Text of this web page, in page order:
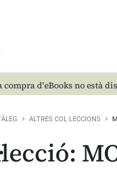
compra d'eBooks no està
ALTRES COL·LECCIONS